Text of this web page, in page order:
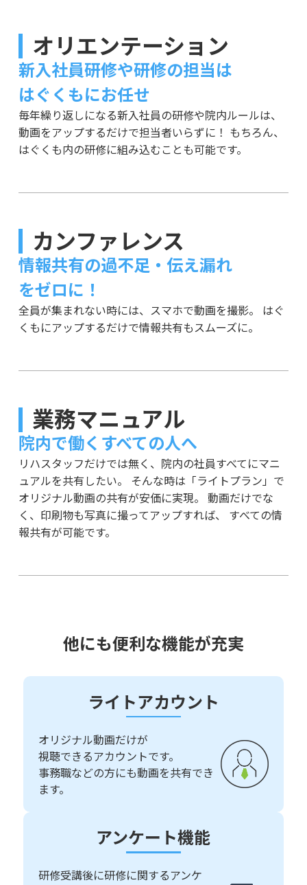
オリエンテーション
新入社員研修や研修の担当は
はぐくもにお任せ
毎年繰り返しになる新入社員の研修や院内ルールは、
動画をアップするだけで担当者いらずに！ もちろん、
はぐくも内の研修に組み込むことも可能です。
カンファレンス
情報共有の過不足・伝え漏れ
をゼロに！
全員が集まれない時には、スマホで動画を撮影。
はぐ
くもにアップするだけで情報共有もスムーズに。
業務マニュアル
院内で働くすべての人へ
リハスタッフだけでは無く、院内の社員すべてにマニ
ュアルを共有したい。
そんな時は「ライトプラン」で
オリジナル動画の共有が安価に実現。 動画だけでな
く、印刷物も写真に撮ってアップすれば、
すべての情
報共有が可能です。
他にも便利な機能が充実
ライトアカウント
オリジナル動画だけが
視聴できるアカウントです。
事務職などの方にも動画を共有でき
ます。
アンケート機能
研修受講後に研修に関するアンケ